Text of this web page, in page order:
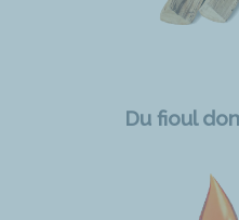
Du fioul